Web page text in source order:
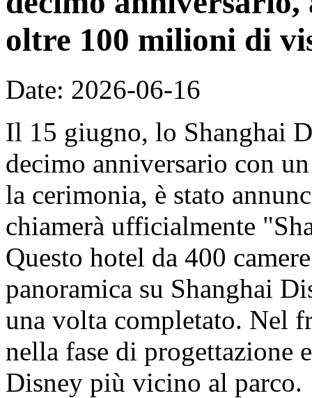
oltre 100 milioni di
Date: 2026-06-16
Il 15 giugno, lo Shanghai
decimo anniversario con
la cerimonia, è stato
chiamerà ufficialmente
Questo hotel da 400
panoramica su Shanghai
una volta completato. Nel
nella fase di progettazione
Disney più vicino al parco.